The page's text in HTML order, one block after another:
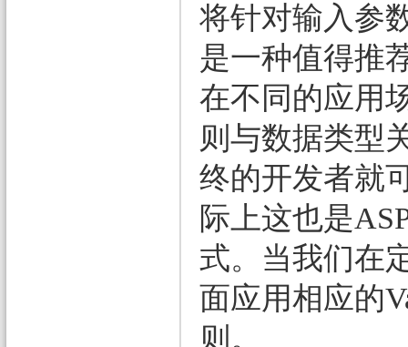
将针对输入参
是一种值得推
在不同的应用
则与数据类型
终的开发者就
际上这也是
式。当我们在
面应用相应的
则。